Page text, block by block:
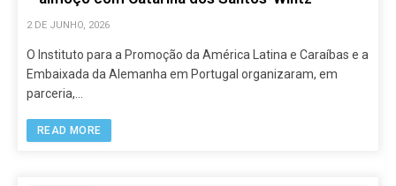
2 DE JUNHO, 2026
O Instituto para a Promoção da América Latina e Caraíbas e a
Embaixada da Alemanha em Portugal organizaram, em
parceria,…
READ MORE